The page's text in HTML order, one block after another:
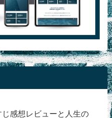
感想レビューと人生の